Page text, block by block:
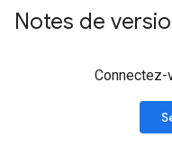
Notes de
Connectez-